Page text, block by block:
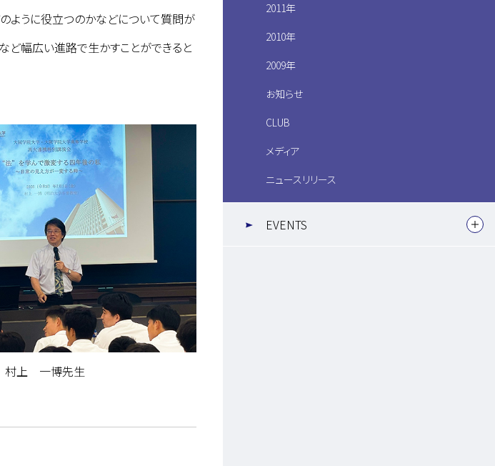
ように役立つのかなどについて質問が
ど幅広い進路で生かすことができると
村上 一博先生
2011年
2010年
2009年
お知らせ
CLUB
メディア
ニュースリリース
EVENTS